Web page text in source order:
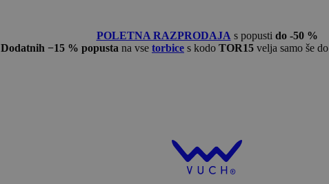
POLETNA RAZPRODAJA s popusti do -50 %
Dodatnih −15 % popusta na vse torbice s kodo TOR15 velja samo še do